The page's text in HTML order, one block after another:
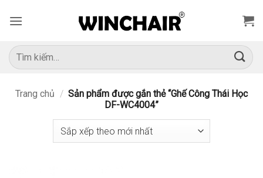
qua
dung
Tìm
kiếm:
Trang chủ / Sản phẩm được gắn thẻ “Ghế Công Thái Học
DF-WC4004”